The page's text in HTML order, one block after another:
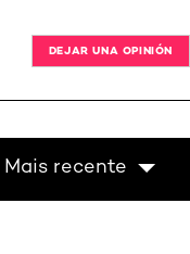
DEJAR UNA OPINIÓN
Mais recente